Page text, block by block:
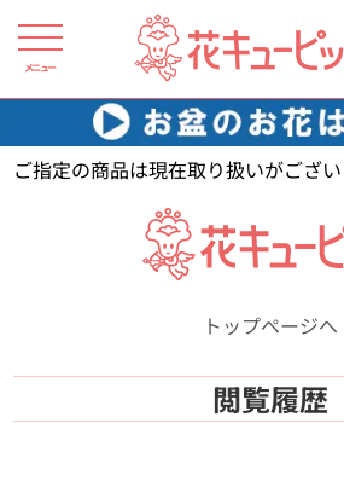
メニュー
花キューピット 【】
ご指定の商品は現在取り扱いがござい
トップページへ
閲覧履歴